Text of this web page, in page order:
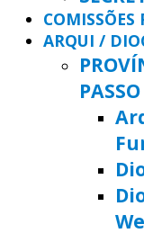
COMISSÕES
ARQUI /